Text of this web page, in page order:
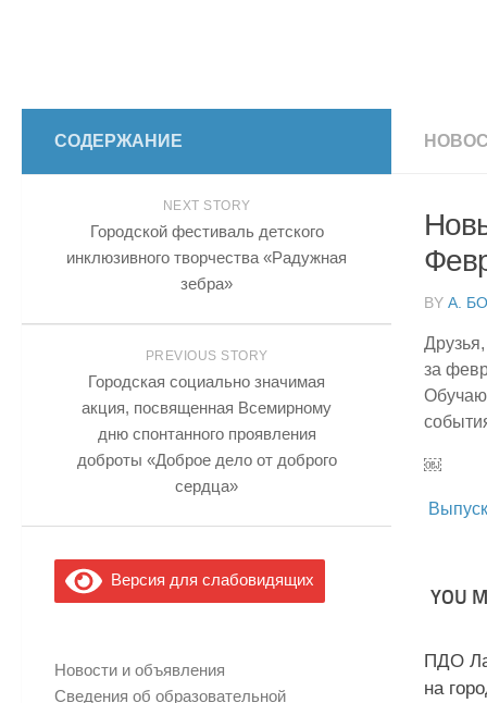
BY А.
за
￼
YOU
ПДО
на
СОДЕРЖАНИЕ
NEXT STORY
Городской фестиваль детского
инклюзивного творчества «Радужная
зебра»
PREVIOUS STORY
Городская социально значимая
акция, посвященная Всемирному
дню спонтанного проявления
доброты «Доброе дело от доброго
сердца»
Версия для слабовидящих
Новости и объявления
Сведения об образовательной